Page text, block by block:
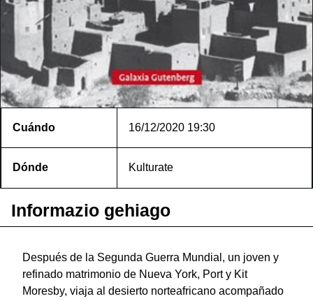
Cuándo 16/12/2020 19:30
Dónde Kulturate
Informazio gehiago
Después de la Segunda Guerra Mundial, un joven y
refinado matrimonio de Nueva York, Port y Kit
Moresby, viaja al desierto norteafricano acompañado